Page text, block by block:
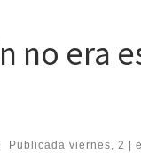
no era
Publicada viernes, 2 |